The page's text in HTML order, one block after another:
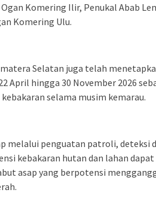
Komering Ilir, Penukal Abab
Komering Ulu.
Selatan juga telah
April hingga 30 November 2026
selama musim kemarau.
melalui penguatan patroli, deteksi
kebakaran hutan dan lahan
asap yang berpotensi